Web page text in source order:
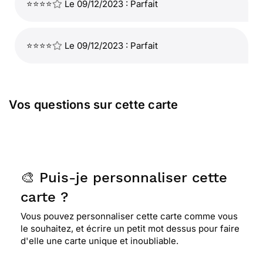
⭐⭐⭐⭐ Le 09/12/2023 : Parfait
⭐⭐⭐⭐ Le 09/12/2023 : Parfait
Vos questions sur cette carte
🎨 Puis-je personnaliser cette
carte ?
Vous pouvez personnaliser cette carte comme vous
le souhaitez, et écrire un petit mot dessus pour faire
d'elle une carte unique et inoubliable.